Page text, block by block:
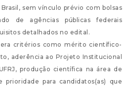
sem vínculo prévio com bolsas
de agências públicas federais
detalhados no edital.
critérios como mérito científico-
aderência ao Projeto Institucional
produção científica na área de
prioridade para candidatos(as) que